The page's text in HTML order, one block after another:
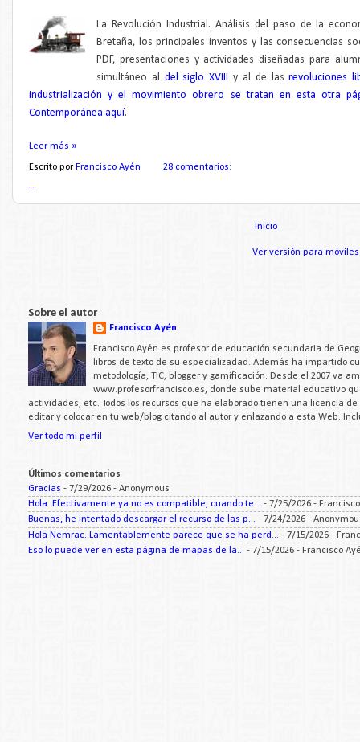
La Revolución Industrial. Análisis del paso de la
Bretaña, los principales inventos y las consecuencias
PDF, presentaciones y actividades diseñadas para
simultáneo al del siglo XVIIIy al de lasrevoluciones
industrialización y el movimiento obrero se tratan en esta otra
Contemporánea aquí.
Leer más »
Escrito por Francisco Ayén
28 comentarios:
Inicio
Ver versión para móviles
Sobre el autor
Francisco Ayén
Francisco Ayén es profesor de educación secundaria de
libros de texto de su especializadad. Además ha impartido
metodología, TIC, blogger y gamificación. Desde el 2007 va
www.profesorfrancisco.es, donde sube material educativo
actividades, etc. Todos los recursos que ha elaborado tienen una licencia
editar y colocar en tu web/blog citando al autor y enlazando a esta Web.
Ver todo mi perfil
Últimos comentarios
Gracias - 7/29/2026 - Anonymous
Hola. Efectivamente ya no es compatible, cuando te... - 7/25/2026 -
Buenas, he intentado descargar el recurso de las p... - 7/24/2026 -
Hola Nemrac. Lamentablemente parece que se ha perd... - 7/15/2026 -
Eso lo puede ver en esta página de mapas de la... - 7/15/2026 - Francisco